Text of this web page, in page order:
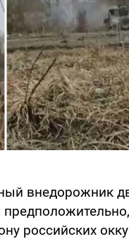
внедорожник
российских